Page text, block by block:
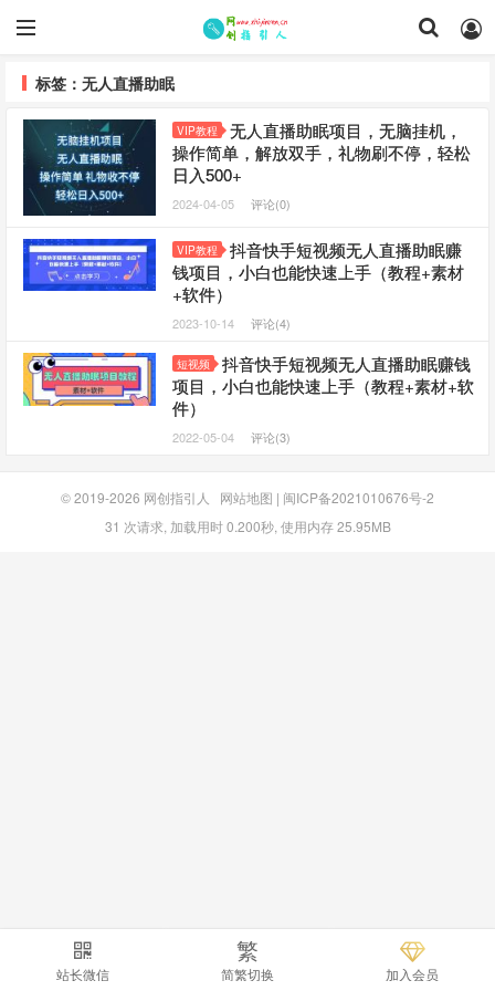
标签：无人直播助眠
VIP教程
无人直播助眠项目，无脑挂机，
操作简单，解放双手，礼物刷不停，轻松
日入500+
2024-04-05 评论(0)
VIP教程
抖音快手短视频无人直播助眠赚
钱项目，小白也能快速上手（教程+素材
+软件）
2023-10-14 评论(4)
短视频
抖音快手短视频无人直播助眠赚钱
项目，小白也能快速上手（教程+素材+软
件）
2022-05-04 评论(3)
© 2019-2026 网创指引人 网站地图 | 闽ICP备2021010676号-2
31 次请求, 加载用时 0.200秒, 使用内存 25.95MB
站长微信
繁
简繁切换 加入会员